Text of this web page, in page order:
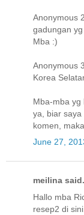
Anonymous
gadungan
Mba :)
Anonymous
Korea
Mba-mba yg
ya, biar
komen,
June 27,
meilina
Hallo mba
resep2 di